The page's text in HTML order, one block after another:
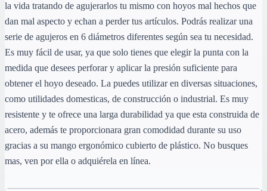
la vida tratando de agujerarlos tu mismo con hoyos mal hechos que
dan mal aspecto y echan a perder tus artículos. Podrás realizar una
serie de agujeros en 6 diámetros diferentes según sea tu necesidad.
Es muy fácil de usar, ya que solo tienes que elegir la punta con la
medida que desees perforar y aplicar la presión suficiente para
obtener el hoyo deseado. La puedes utilizar en diversas situaciones,
como utilidades domesticas, de construcción o industrial. Es muy
resistente y te ofrece una larga durabilidad ya que esta construida de
acero, además te proporcionara gran comodidad durante su uso
gracias a su mango ergonómico cubierto de plástico. No busques
mas, ven por ella o adquiérela en línea.